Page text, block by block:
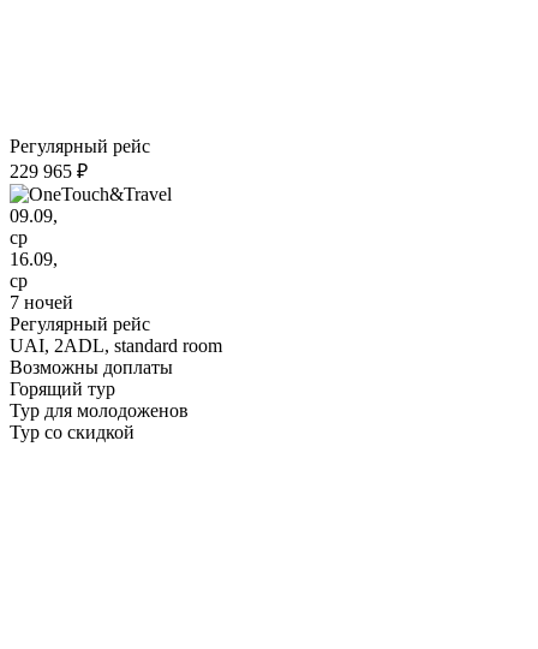
Регулярный рейс
229 965 ₽
09.09,
ср
16.09,
ср
7 ночей
Регулярный рейс
UAI, 2ADL, standard room
Возможны доплаты
Горящий тур
Тур для молодоженов
Тур со скидкой